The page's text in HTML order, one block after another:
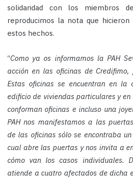
solidaridad con los miembros
reproducimos la nota que
estos hechos.
“Como ya os informamos la PAH
acción en las oficinas de Credifimo,
Estas oficinas se encuentran en la
edificio de viviendas particulares y
conforman oficinas e incluso una
PAH nos manifestamos a las
de las oficinas sólo se encontraba
cual abre las puertas y nos invita a
cómo van los casos individuales.
atiende a cuatro afectados de dicha